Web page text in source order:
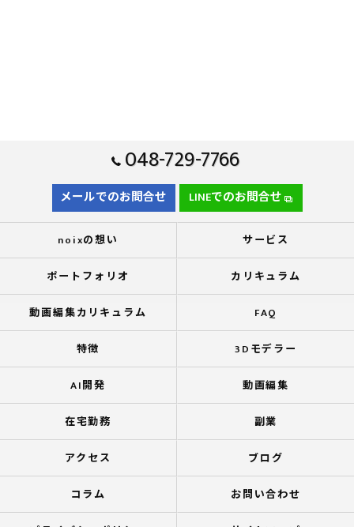
048-729-7766
メールでのお問合せ LINEでのお問合せ
noixの想い サービス
ポートフォリオ カリキュラム
動画編集カリキュラム FAQ
特徴 3Dモデラー
AI開発 動画編集
在宅勤務 副業
アクセス ブログ
コラム お問い合わせ